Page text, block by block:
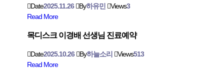
Date2025.11.26 By하유민 Views3
Read More
목디스크 이경배 선생님 진료예약
Date2025.10.26 By하늘소리 Views513
Read More